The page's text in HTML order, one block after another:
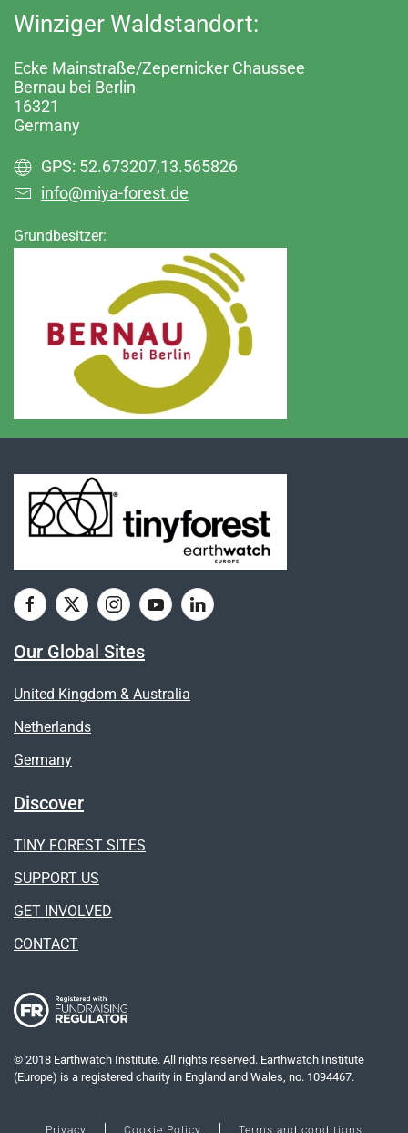
Winziger Waldstandort:
Ecke Mainstraße/Zepernicker Chaussee
Bernau bei Berlin
16321
Germany
GPS: 52.673207,13.565826
info@miya-forest.de
Grundbesitzer:
Our Global Sites
United Kingdom & Australia
Netherlands
Germany
Discover
TINY FOREST SITES
SUPPORT US
GET INVOLVED
CONTACT
© 2018 Earthwatch Institute. All rights reserved. Earthwatch Institute
(Europe) is a registered charity in England and Wales, no. 1094467.
Privacy Cookie Policy Terms and conditions